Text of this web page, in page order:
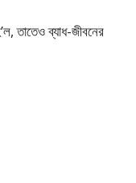
তাতেও ব্যাধ-জীবনের